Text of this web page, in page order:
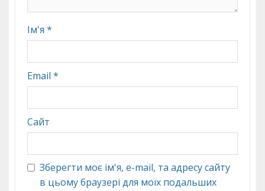
Ім'я *
Email *
Сайт
Зберегти моє ім'я, e-mail, та адресу сайту
в цьому браузері для моїх подальших